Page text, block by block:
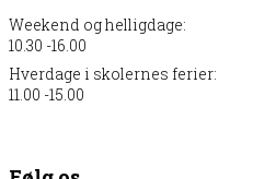
Weekend og helligdage:
10.30 -16.00
Hverdage i skolernes ferier:
11.00 -15.00